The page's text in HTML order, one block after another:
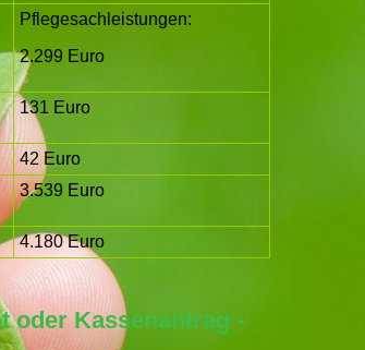
Pflegesachleistungen:
2.299 Euro
131 Euro
42 Euro
3.539 Euro
4.180 Euro
oder Kassenantrag -